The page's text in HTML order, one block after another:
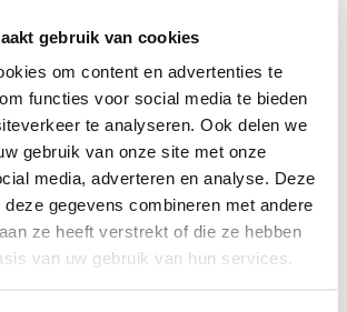
gebruik van cookies
om content en advertenties te
functies voor social media te bieden
te analyseren. Ook delen we
gebruik van onze site met onze
media, adverteren en analyse. Deze
deze gegevens combineren met andere
ze heeft verstrekt of die ze hebben
van uw gebruik van hun services.
plaatsen in een systeem met een
en T15.
uit steenwol, zijn gemaakt van
de classificatie kankerverwekkend
wol van Eurocoustic Tonga is
van de panelen wordt de legrichting